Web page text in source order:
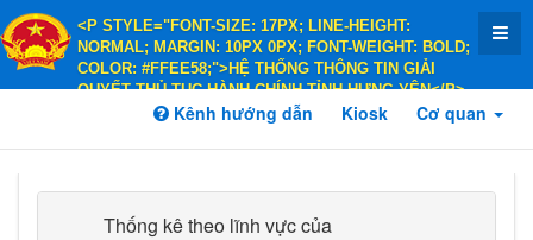
<P STYLE="FONT-SIZE: 17PX; LINE-HEIGHT:
NORMAL; MARGIN: 10PX 0PX; FONT-WEIGHT: BOLD;
COLOR: #FFEE58;">HỆ THỐNG THÔNG TIN GIẢI
QUYẾT THỦ TỤC HÀNH CHÍNH TỈNH HƯNG YÊN</P>
<P STYLE="FONT-SIZE: 14PX; LINE-HEIGHT:
COLOR: #FFEE58;">HÀNH CHÍNH PHỤC VỤ</P>
Kênh hướng dẫn Kiosk Cơ quan
Thống kê theo lĩnh vực của